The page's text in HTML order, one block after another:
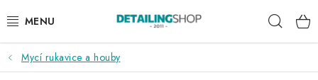
na
AKCE
Mycí rukavice a houby